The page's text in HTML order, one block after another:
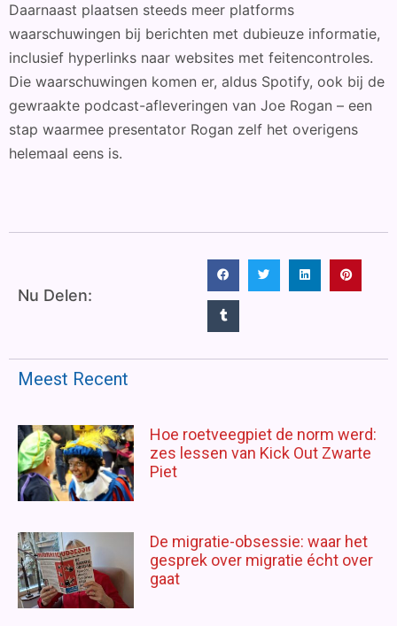
Daarnaast plaatsen steeds meer platforms
waarschuwingen bij berichten met dubieuze informatie,
inclusief hyperlinks naar websites met feitencontroles.
Die waarschuwingen komen er, aldus Spotify, ook bij de
gewraakte podcast-afleveringen van Joe Rogan – een
stap waarmee presentator Rogan zelf het overigens
helemaal eens is.
Nu Delen:
Meest Recent
Hoe roetveegpiet de norm werd:
zes lessen van Kick Out Zwarte
Piet
De migratie-obsessie: waar het
gesprek over migratie écht over
gaat